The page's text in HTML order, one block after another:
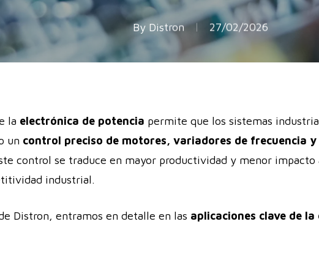
By Distron 27/02/2026
la electrónica de potencia permite que los sistemas
un control preciso de motores, variadores de frecuencia
control se traduce en mayor productividad y menor
industrial.
Distron, entramos en detalle en las aplicaciones clave de